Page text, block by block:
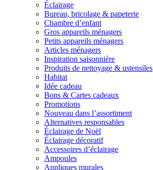
Éclairage
Bureau, bricolage & papeterie
Chambre d’enfant
Gros appareils ménagers
Petits appareils ménagers
Articles ménagers
Inspiration saisonnière
Produits de nettoyage & ustensiles
Habitat
Idée cadeau
Bons & Cartes cadeaux
Promotions
Nouveau dans l’assortiment
Alternatives responsables
Éclairage de Noël
Éclairage décoratif
Accessoires d’éclairage
Ampoules
Appliques murales